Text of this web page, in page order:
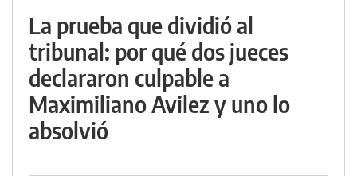
La prueba que dividió al
tribunal: por qué dos jueces
declararon culpable a
Maximiliano Avilez y uno lo
absolvió